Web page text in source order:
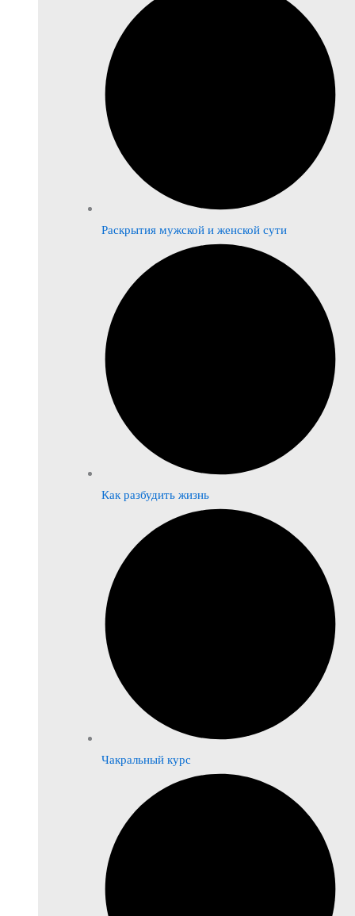
Раскрытия мужской и женской сути
Как разбудить жизнь
Чакральный курс